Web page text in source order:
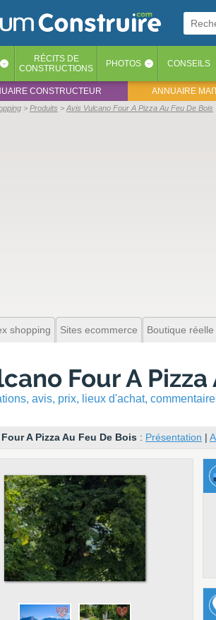
‹ RÉCITS DE
CONSTRUCTIONS
PHOTOS ‹ CONSEILS
CONSTRUCTEUR ANNUAIRE
Produits Avis Vulcano Four A Pizza Au Feu De Bois
shopping Sites ecommerce Boutique réelle
Four A Pizza
avis, prix, lieux d'achat,
A Pizza Au Feu De Bois : Présentation |
24
1